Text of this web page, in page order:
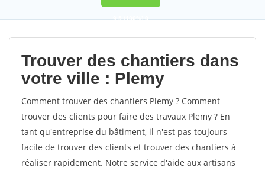
9,5(100%)0
votes
Trouver des chantiers dans
votre ville : Plemy
Comment trouver des chantiers Plemy ? Comment
trouver des clients pour faire des travaux Plemy ? En
tant qu'entreprise du bâtiment, il n'est pas toujours
facile de trouver des clients et trouver des chantiers à
réaliser rapidement. Notre service d'aide aux artisans